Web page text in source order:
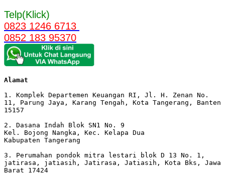
Telp(Klick)
0823 1246 6713
0852 183 95370
Alamat
1. Komplek Departemen Keuangan RI, Jl. H. Zenan No.
11, Parung Jaya, Karang Tengah, Kota Tangerang, Banten
15157
2. Dasana Indah Blok SN1 No. 9
Kel. Bojong Nangka, Kec. Kelapa Dua
Kabupaten Tangerang
3. Perumahan pondok mitra lestari blok D 13 No. 1,
jatirasa, jatiasih, Jatirasa, Jatiasih, Kota Bks, Jawa
Barat 17424